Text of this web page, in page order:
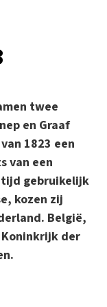
twee
en Graaf
1823 een
van een
tijd gebruikelijk
kozen zij
België,
der